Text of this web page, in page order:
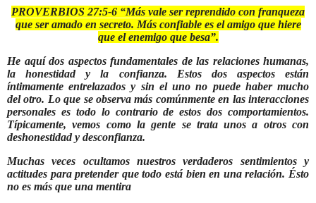
PROVERBIOS 27:5-6 “Más vale ser reprendido con franqueza
que ser amado en secreto. Más confiable es el amigo que hiere
que el enemigo que besa”.
He aquí dos aspectos fundamentales de las relaciones humanas,
la honestidad y la confianza. Estos dos aspectos están
íntimamente entrelazados y sin el uno no puede haber mucho
del otro. Lo que se observa más comúnmente en las interacciones
personales es todo lo contrario de estos dos comportamientos.
Típicamente, vemos como la gente se trata unos a otros con
deshonestidad y desconfianza.
Muchas veces ocultamos nuestros verdaderos sentimientos y
actitudes para pretender que todo está bien en una relación. Ésto
no es más que una mentira